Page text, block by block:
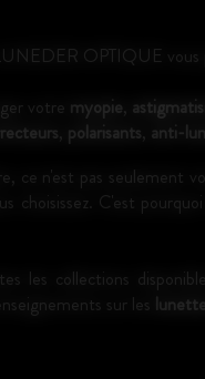
OPTIQUE vous
votre myopie,
, polarisants anti-
ce n'est pas seulement
choisissez. C'est
les collections
sur les